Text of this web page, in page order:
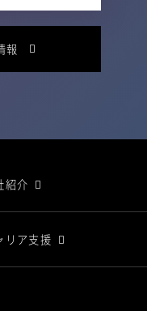
報
紹介
リア支援